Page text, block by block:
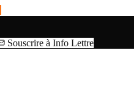
Souscrire à Info Lettre